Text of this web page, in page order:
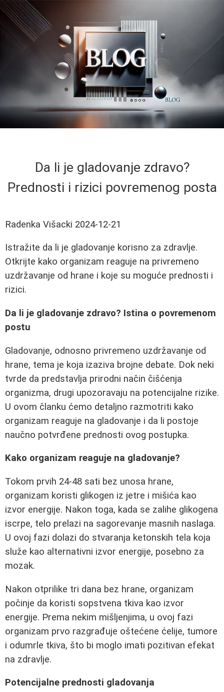
Da li je gladovanje zdravo?
Prednosti i rizici povremenog posta
Radenka Višacki 2024-12-21
Istražite da li je gladovanje korisno za zdravlje.
Otkrijte kako organizam reaguje na privremeno
uzdržavanje od hrane i koje su moguće prednosti i
rizici.
Da li je gladovanje zdravo? Istina o povremenom
postu
Gladovanje, odnosno privremeno uzdržavanje od
hrane, tema je koja izaziva brojne debate. Dok neki
tvrde da predstavlja prirodni način čišćenja
organizma, drugi upozoravaju na potencijalne rizike.
U ovom članku ćemo detaljno razmotriti kako
organizam reaguje na gladovanje i da li postoje
naučno potvrđene prednosti ovog postupka.
Kako organizam reaguje na gladovanje?
Tokom prvih 24-48 sati bez unosa hrane,
organizam koristi glikogen iz jetre i mišića kao
izvor energije. Nakon toga, kada se zalihe glikogena
iscrpe, telo prelazi na sagorevanje masnih naslaga.
U ovoj fazi dolazi do stvaranja ketonskih tela koja
služe kao alternativni izvor energije, posebno za
mozak.
Nakon otprilike tri dana bez hrane, organizam
počinje da koristi sopstvena tkiva kao izvor
energije. Prema nekim mišljenjima, u ovoj fazi
organizam prvo razgrađuje oštećene ćelije, tumore
i odumrle tkiva, što bi moglo imati pozitivan efekat
na zdravlje.
Potencijalne prednosti gladovanja